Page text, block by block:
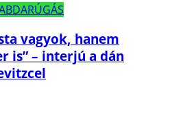
vagyok, hanem
is” – interjú a dán